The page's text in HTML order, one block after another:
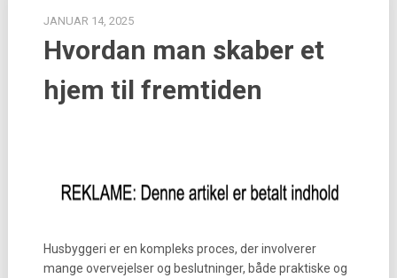
JANUAR 14, 2025
Hvordan man skaber et
hjem til fremtiden
Husbyggeri er en kompleks proces, der involverer
mange overvejelser og beslutninger, både praktiske og